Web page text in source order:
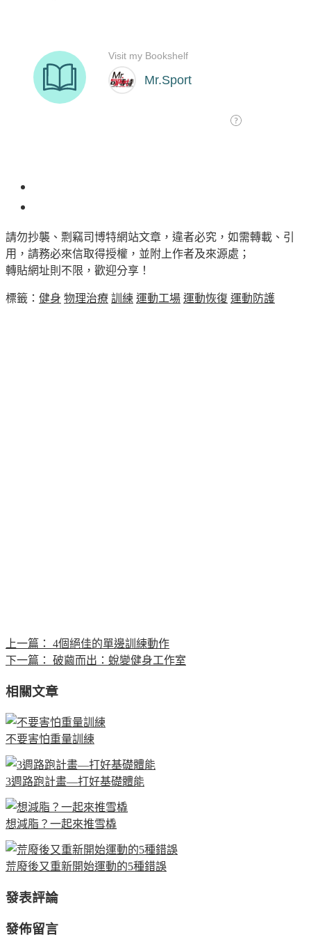
請勿抄襲、剽竊司博特網站文章，違者必究，如需轉載、引
用，請務必來信取得授權，並附上作者及來源處；
轉貼網址則不限，歡迎分享！
標籤： 健身 物理治療 訓練 運動工場 運動恢復 運動防護
上一篇：
4個絕佳的單邊訓練動作
下一篇：
破繭而出：蛻變健身工作室
相關文章
不要害怕重量訓練
3週路跑計畫—打好基礎體能
想減脂？一起來推雪橇
荒廢後又重新開始運動的5種錯誤
發表評論
發佈留言